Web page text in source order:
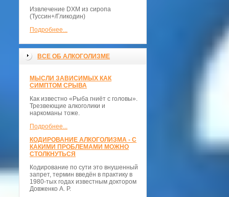
Извлечение DXM из сиропа
(Туссин+/Гликодин)
Подробнее...
ВСЕ ОБ АЛКОГОЛИЗМЕ
МЫСЛИ ЗАВИСИМЫХ КАК
СИМПТОМ СРЫВА
Как известно «Рыба гниёт с головы».
Трезвеющие алкоголики и
наркоманы тоже.
Подробнее...
КОДИРОВАНИЕ АЛКОГОЛИЗМА - С
КАКИМИ ПРОБЛЕМАМИ МОЖНО
СТОЛКНУТЬСЯ
Кодирование по сути это внушенный
запрет, термин введён в практику в
1980-тых годах известным доктором
Довженко А. Р.